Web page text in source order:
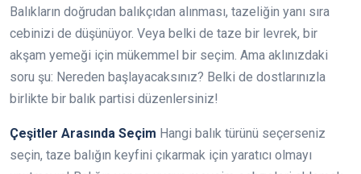
Balıkların doğrudan balıkçıdan alınması, tazeliğin yanı sıra
cebinizi de düşünüyor. Veya belki de taze bir levrek, bir
akşam yemeği için mükemmel bir seçim. Ama aklınızdaki
soru şu: Nereden başlayacaksınız? Belki de dostlarınızla
birlikte bir balık partisi düzenlersiniz!
Çeşitler Arasında Seçim Hangi balık türünü seçerseniz
seçin, taze balığın keyfini çıkarmak için yaratıcı olmayı